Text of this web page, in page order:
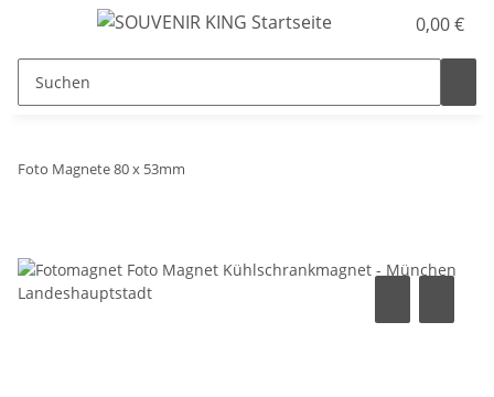
0,00 €
Foto Magnete 80 x 53mm